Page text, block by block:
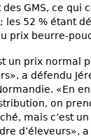
GMS, ce qui
les 52 % étant
prix beurre-
un prix normal
a défendu
«En
on
mais c’est un
d’éleveurs»,